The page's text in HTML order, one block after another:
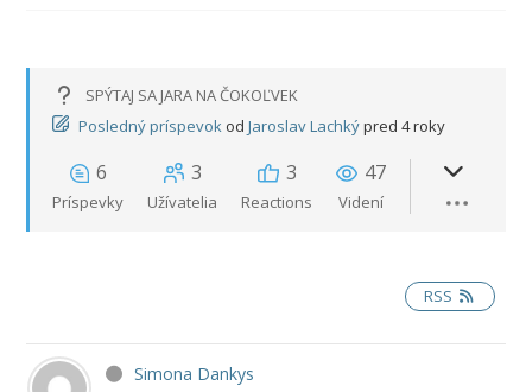
SPÝTAJ SA JARA NA ČOKOĽVEK
Posledný príspevok od Jaroslav Lachkýpred 4 roky
6
Príspevky
3
Užívatelia
3
Reactions
47
Videní
RSS
Simona Dankys